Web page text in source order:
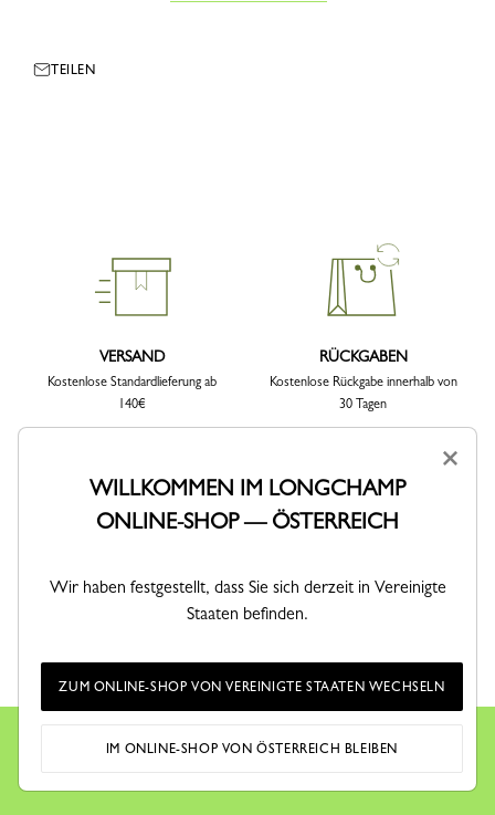
TEILEN
VERSAND
Kostenlose Standardlieferung ab
140€
RÜCKGABEN
Kostenlose Rückgabe innerhalb von
30 Tagen
Kostenlose Abholung in der
(je nach Lagerbestand im Shop)
Bestellen Sie mit Vertrauen
×
WILLKOMMEN IM LONGCHAMP
ONLINE-SHOP — ÖSTERREICH
Wir haben festgestellt, dass Sie sich derzeit in Vereinigte
Staaten befinden.
ZUM ONLINE-SHOP VON VEREINIGTE STAATEN WECHSELN
IM ONLINE-SHOP VON ÖSTERREICH BLEIBEN